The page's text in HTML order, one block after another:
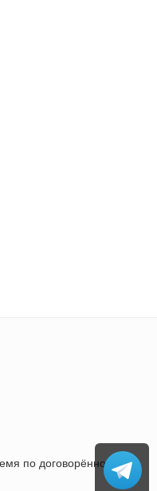
по договорённости.